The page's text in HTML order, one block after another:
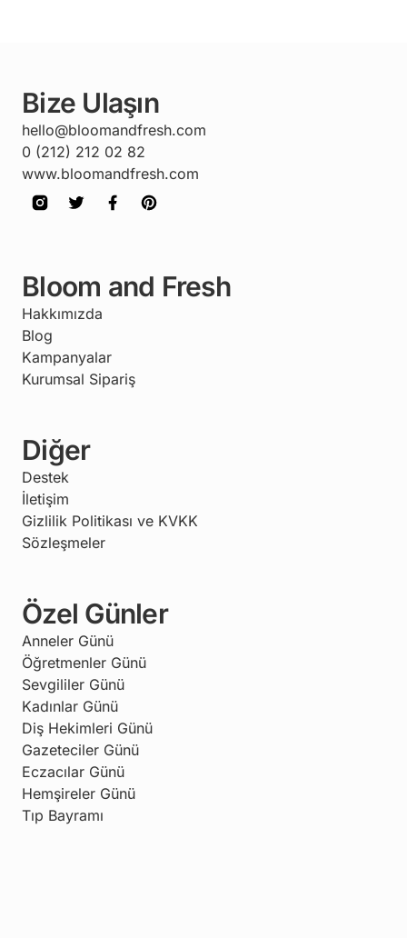
Bize Ulaşın
hello@bloomandfresh.com
0 (212) 212 02 82
www.bloomandfresh.com
Bloom and Fresh
Hakkımızda
Blog
Kampanyalar
Kurumsal Sipariş
Diğer
Destek
İletişim
Gizlilik Politikası ve KVKK
Sözleşmeler
Özel Günler
Anneler Günü
Öğretmenler Günü
Sevgililer Günü
Kadınlar Günü
Diş Hekimleri Günü
Gazeteciler Günü
Eczacılar Günü
Hemşireler Günü
Tıp Bayramı